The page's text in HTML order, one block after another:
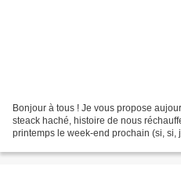
Bonjour à tous ! Je vous propose
steack haché, histoire de nous
printemps le week-end prochain (si, si,